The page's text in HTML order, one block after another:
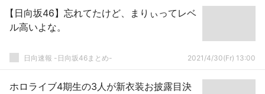
【日向坂46】忘れてたけど、まりぃってレベ
ル高いよな。
日向速報 -日向坂46まとめ- 2021/4/30(Fr) 13:00
ホロライブ4期生の3人が新衣装お披露目決